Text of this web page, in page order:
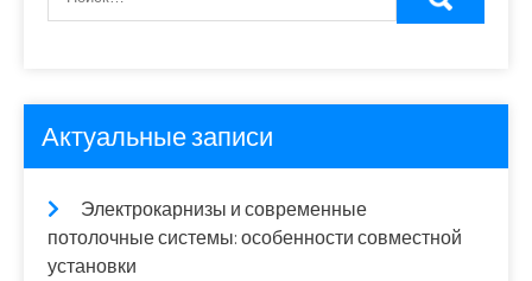
Актуальные записи
Электрокарнизы и современные
потолочные системы: особенности совместной
установки